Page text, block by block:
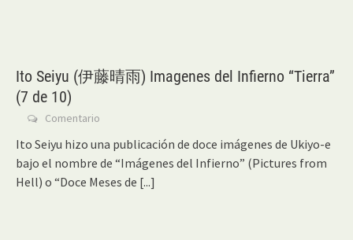
Ito Seiyu (伊藤晴雨) Imagenes del Infierno “Tierra”
(7 de 10)
Comentario
Ito Seiyu hizo una publicación de doce imágenes de Ukiyo-e
bajo el nombre de “Imágenes del Infierno” (Pictures from
Hell) o “Doce Meses de [...]